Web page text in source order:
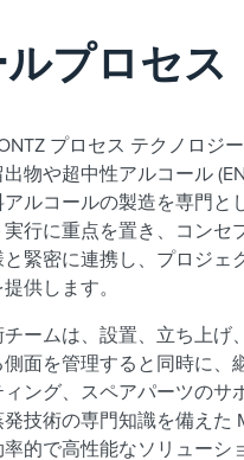
プロセス
プロセス テクノロジ
物や超中性アルコール
ルコールの製造を専門と
行に重点を置き、コンセ
と緊密に連携し、プロジェ
供します。
ームは、設置、立ち上げ
面を管理すると同時に、
ング、スペアパーツのサ
技術の専門知識を備えた
的で高性能なソリューシ